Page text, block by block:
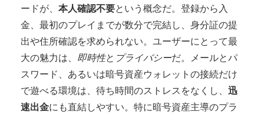
ードが、 本人確認不要という概念だ。登録から入
金、最初のプレイまでが数分で完結し、身分証の提
出や住所確認を求められない。ユーザーにとって最
大の魅力は、 即時性と プライバシーだ。メールとパ
スワード、あるいは暗号資産ウォレットの接続だけ
で遊べる環境は、待ち時間のストレスをなくし、 迅
速出金にも直結しやすい。特に暗号資産主導のプラ